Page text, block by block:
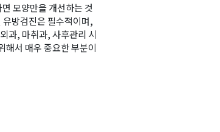
모양만을 개선하는 것
유방검진은 필수적이며,
과, 마취과, 사후관리 시
해서 매우 중요한 부분이